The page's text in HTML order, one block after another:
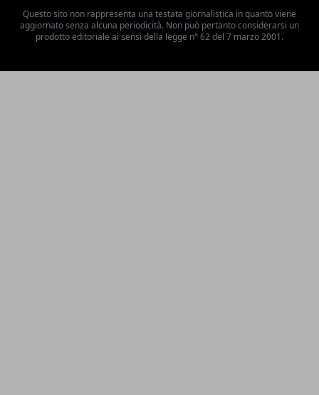
Questo sito non rappresenta una testata giornalistica in quanto viene
aggiornato senza alcuna periodicità. Non può pertanto considerarsi un
prodotto editoriale ai sensi della legge n° 62 del 7 marzo 2001.